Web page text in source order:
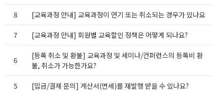
8 [교육과정 안내] 교육과정이 연기 또는 취소되는 경우가 있나요
7 [교육과정 안내] 회원별 교육할인 정책은 어떻게 되나요?
6
[등록 취소 및 환불] 교육과정 및 세미나/컨퍼런스의 등록비 환
불, 취소가 가능한가요?
5 [입금/결제 문의] 계산서(면세)를 재발행 받을 수 있나요?